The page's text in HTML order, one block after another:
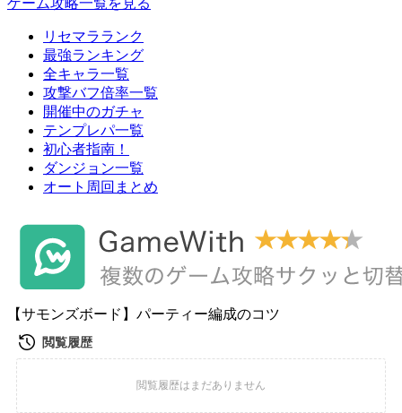
ゲーム攻略一覧を見る
リセマラランク
最強ランキング
全キャラ一覧
攻撃バフ倍率一覧
開催中のガチャ
テンプレパ一覧
初心者指南！
ダンジョン一覧
オート周回まとめ
【サモンズボード】パーティー編成のコツ